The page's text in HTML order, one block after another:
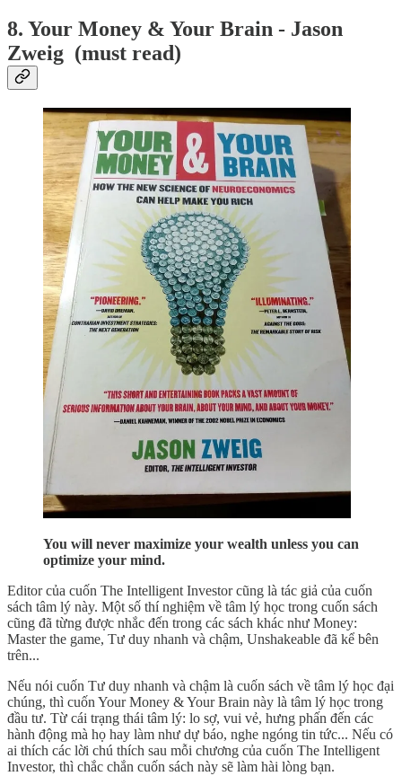
8. Your Money & Your Brain - Jason
Zweig (must read)
You will never maximize your wealth unless you can
optimize your mind.
Editor của cuốn The Intelligent Investor cũng là tác giả của cuốn
sách tâm lý này. Một số thí nghiệm về tâm lý học trong cuốn sách
cũng đã từng được nhắc đến trong các sách khác như Money:
Master the game, Tư duy nhanh và chậm, Unshakeable đã kể bên
trên...
Nếu nói cuốn Tư duy nhanh và chậm là cuốn sách về tâm lý học đại
chúng, thì cuốn Your Money & Your Brain này là tâm lý học trong
đầu tư. Từ cái trạng thái tâm lý: lo sợ, vui vẻ, hưng phấn đến các
hành động mà họ hay làm như dự báo, nghe ngóng tin tức... Nếu có
ai thích các lời chú thích sau mỗi chương của cuốn The Intelligent
Investor, thì chắc chắn cuốn sách này sẽ làm hài lòng bạn.